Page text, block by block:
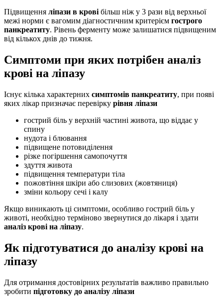
Підвищення ліпази в крові більш ніж у 3 рази від верхньої
межі норми є вагомим діагностичним критерієм гострого
панкреатиту. Рівень ферменту може залишатися підвищеним
від кількох днів до тижня.
Симптоми при яких потрібен аналіз
крові на ліпазу
Існує кілька характерних симптомів панкреатиту, при появі
яких лікар призначає перевірку рівня ліпази
гострий біль у верхній частині живота, що віддає у
спину
нудота і блювання
підвищене потовиділення
різке погіршення самопочуття
здуття живота
підвищення температури тіла
пожовтіння шкіри або слизових (жовтяниця)
зміни кольору сечі і калу
Якщо виникають ці симптоми, особливо гострий біль у
животі, необхідно терміново звернутися до лікаря і здати
аналіз крові на ліпазу.
Як підготуватися до аналізу крові на
ліпазу
Для отримання достовірних результатів важливо правильно
зробити підготовку до аналізу ліпази